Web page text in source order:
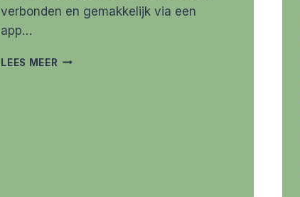
verbonden en gemakkelijk via een
app…
LEES MEER GARDENA